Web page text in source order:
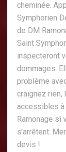
cheminée.
Symphorien
de DM
Saint
inspecteront
dommages.
problème
craignez rien,
accessibles à
Ramonage si
s’arrêtent.
devis !